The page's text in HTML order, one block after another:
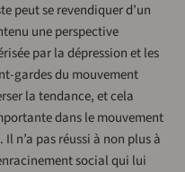
peut se revendiquer d’un
une perspective
par la dépression et les
gardes du mouvement
la tendance, et cela
dans le mouvement
n’a pas réussi à non plus à
social qui lui